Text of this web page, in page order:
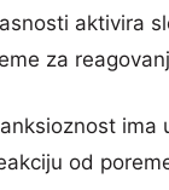
aktivira
za
ima
od